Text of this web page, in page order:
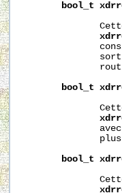
bool_t
bool_t
bool_t